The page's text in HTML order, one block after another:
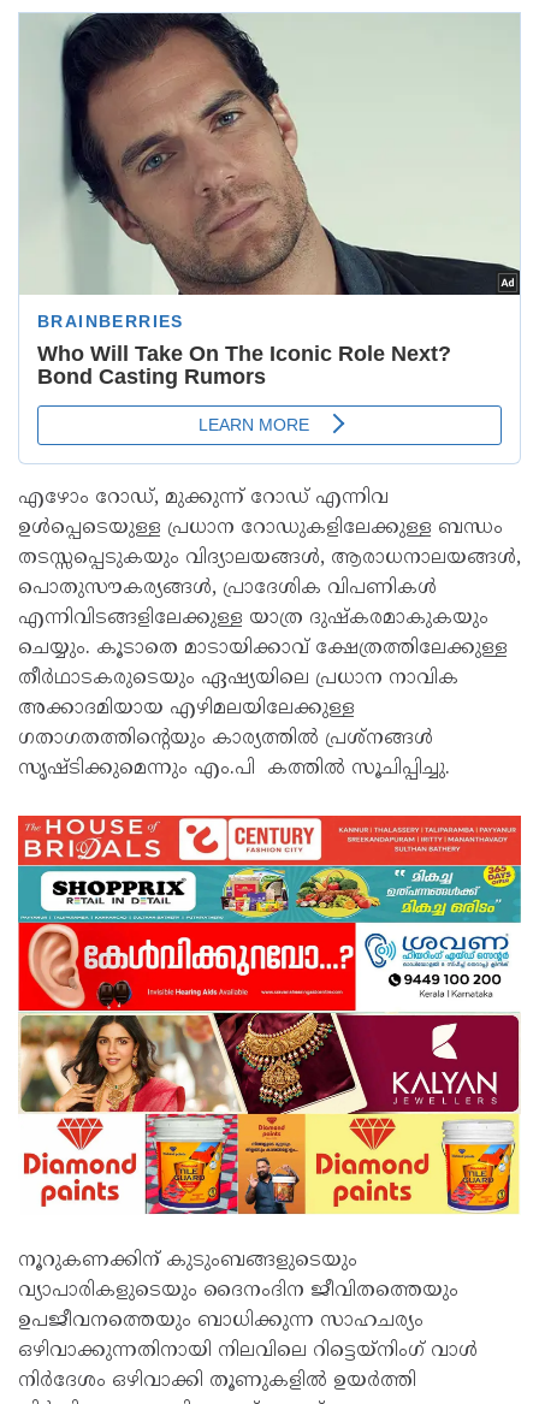
എഴോം റോഡ്, മുക്കുന്ന് റോഡ് എന്നിവ
ഉൾപ്പെടെയുള്ള പ്രധാന റോഡുകളിലേക്കുള്ള ബന്ധം
തടസ്സപ്പെടുകയും വിദ്യാലയങ്ങൾ, ആരാധനാലയങ്ങൾ,
പൊതുസൗകര്യങ്ങൾ, പ്രാദേശിക വിപണികൾ
എന്നിവിടങ്ങളിലേക്കുള്ള യാത്ര ദുഷ്കരമാകുകയും
ചെയ്യും. കൂടാതെ മാടായിക്കാവ് ക്ഷേത്രത്തിലേക്കുള്ള
തീർഥാടകരുടെയും ഏഷ്യയിലെ പ്രധാന നാവിക
അക്കാദമിയായ എഴിമലയിലേക്കുള്ള
ഗതാഗതത്തിന്റെയും കാര്യത്തിൽ പ്രശ്നങ്ങൾ
സൃഷ്ടിക്കുമെന്നും എം.പി കത്തിൽ സൂചിപ്പിച്ചു.
നൂറുകണക്കിന് കുടുംബങ്ങളുടെയും
വ്യാപാരികളുടെയും ദൈനംദിന ജീവിതത്തെയും
ഉപജീവനത്തെയും ബാധിക്കുന്ന സാഹചര്യം
ഒഴിവാക്കുന്നതിനായി നിലവിലെ റിട്ടെയ്‌നിംഗ് വാൾ
നിർദേശം ഒഴിവാക്കി തൂണുകളിൽ ഉയർത്തി